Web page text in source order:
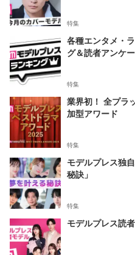
特集
各種エンタメ・
グ＆読者アンケ
特集
業界初！ 全プラ
加型アワード
特集
モデルプレス独
秘訣」
特集
モデルプレス読